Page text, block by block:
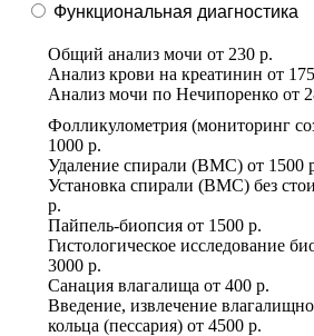
Функциональная диагностика
Общий анализ мочи от 230 р.
Анализ крови на креатинин от
Анализ мочи по Нечипоренко от
Фолликулометрия (мониторинг
1000 р.
Удаление спирали (ВМС) от 1500
Установка спирали (ВМС) без
р.
Пайпель-биопсия от 1500 р.
Гистологическое исследование
3000 р.
Санация влагалища от 400 р.
Введение, извлечение
кольца (пессария) от 4500 р.